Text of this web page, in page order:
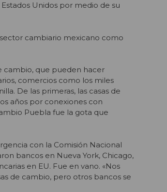
Unidos por medio de su
cambiario mexicano como
cambio, que pueden hacer
comercios como los miles
De las primeras, las casas de
años por conexiones con
Puebla fue la gota que
con la Comisión Nacional
bancos en Nueva York, Chicago,
en EU. Fue en vano. «Nos
de cambio, pero otros bancos se